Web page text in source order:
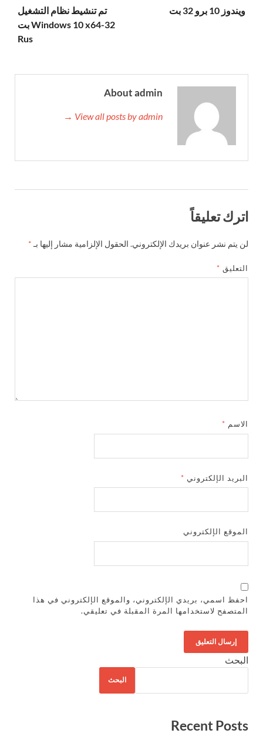
ويندوز 10 برو 32 بت
تم تنشيط نظام التشغيل
Windows 10 x64-32 بت
Rus
About admin
View all posts by admin →
اترك تعليقاً
لن يتم نشر عنوان بريدك الإلكتروني. الحقول الإلزامية مشار إليها بـ *
التعليق *
الاسم *
البريد الإلكتروني *
الموقع الإلكتروني
احفظ اسمي، بريدي الإلكتروني، والموقع الإلكتروني في هذا
المتصفح لاستخدامها المرة المقبلة في تعليقي.
البحث
البحث
Recent Posts